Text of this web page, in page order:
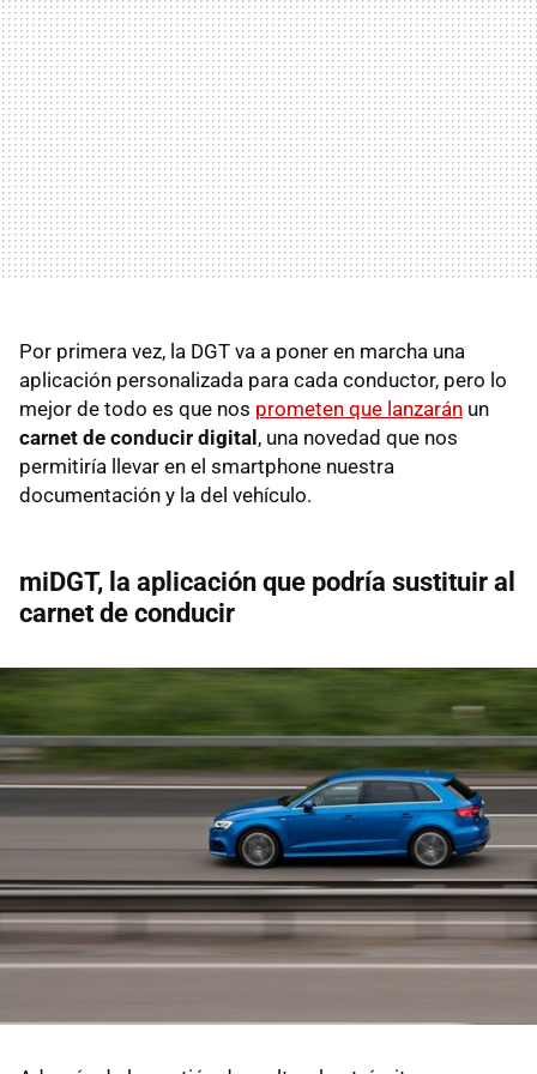
Por primera vez, la DGT va a poner en marcha una
aplicación personalizada para cada conductor, pero lo
mejor de todo es que nos prometen que lanzarán un
carnet de conducir digital, una novedad que nos
permitiría llevar en el smartphone nuestra
documentación y la del vehículo.
miDGT, la aplicación que podría sustituir al
carnet de conducir